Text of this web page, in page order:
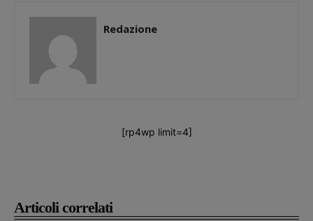
Articoli correlati
Redazione
[rp4wp limit=4]